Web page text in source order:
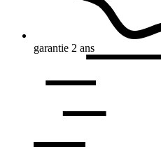
garantie 2 ans